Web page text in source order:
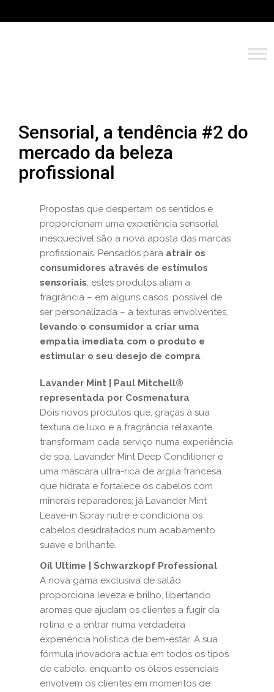
Sensorial, a tendência #2 do
mercado da beleza
profissional
Propostas que despertam os sentidos e
proporcionam uma experiência sensorial
inesquecível são a nova aposta das marcas
profissionais. Pensados para atrair os
consumidores através de estímulos
sensoriais, estes produtos aliam a
fragrância – em alguns casos, possível de
ser personalizada – a texturas envolventes,
levando o consumidor a criar uma
empatia imediata com o produto e
estimular o seu desejo de compra.
Lavander Mint | Paul Mitchell®
representada por Cosmenatura
Dois novos produtos que, graças à sua
textura de luxo e a fragrância relaxante
transformam cada serviço numa experiência
de spa. Lavander Mint Deep Conditioner é
uma máscara ultra-rica de argila francesa
que hidrata e fortalece os cabelos com
minerais reparadores; já Lavander Mint
Leave-in Spray nutre e condiciona os
cabelos desidratados num acabamento
suave e brilhante.
Oil Ultime | Schwarzkopf Professional
A nova gama exclusiva de salão
proporciona leveza e brilho, libertando
aromas que ajudam os clientes a fugir da
rotina e a entrar numa verdadeira
experiência holística de bem-estar. A sua
fórmula inovadora actua em todos os tipos
de cabelo, enquanto os óleos essenciais
envolvem os clientes em momentos de